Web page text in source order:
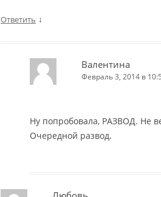
Ответить ↓
Валентина
Февраль 3, 2014 в
Ну попробовала, РАЗВОД. Не
Очередной развод.